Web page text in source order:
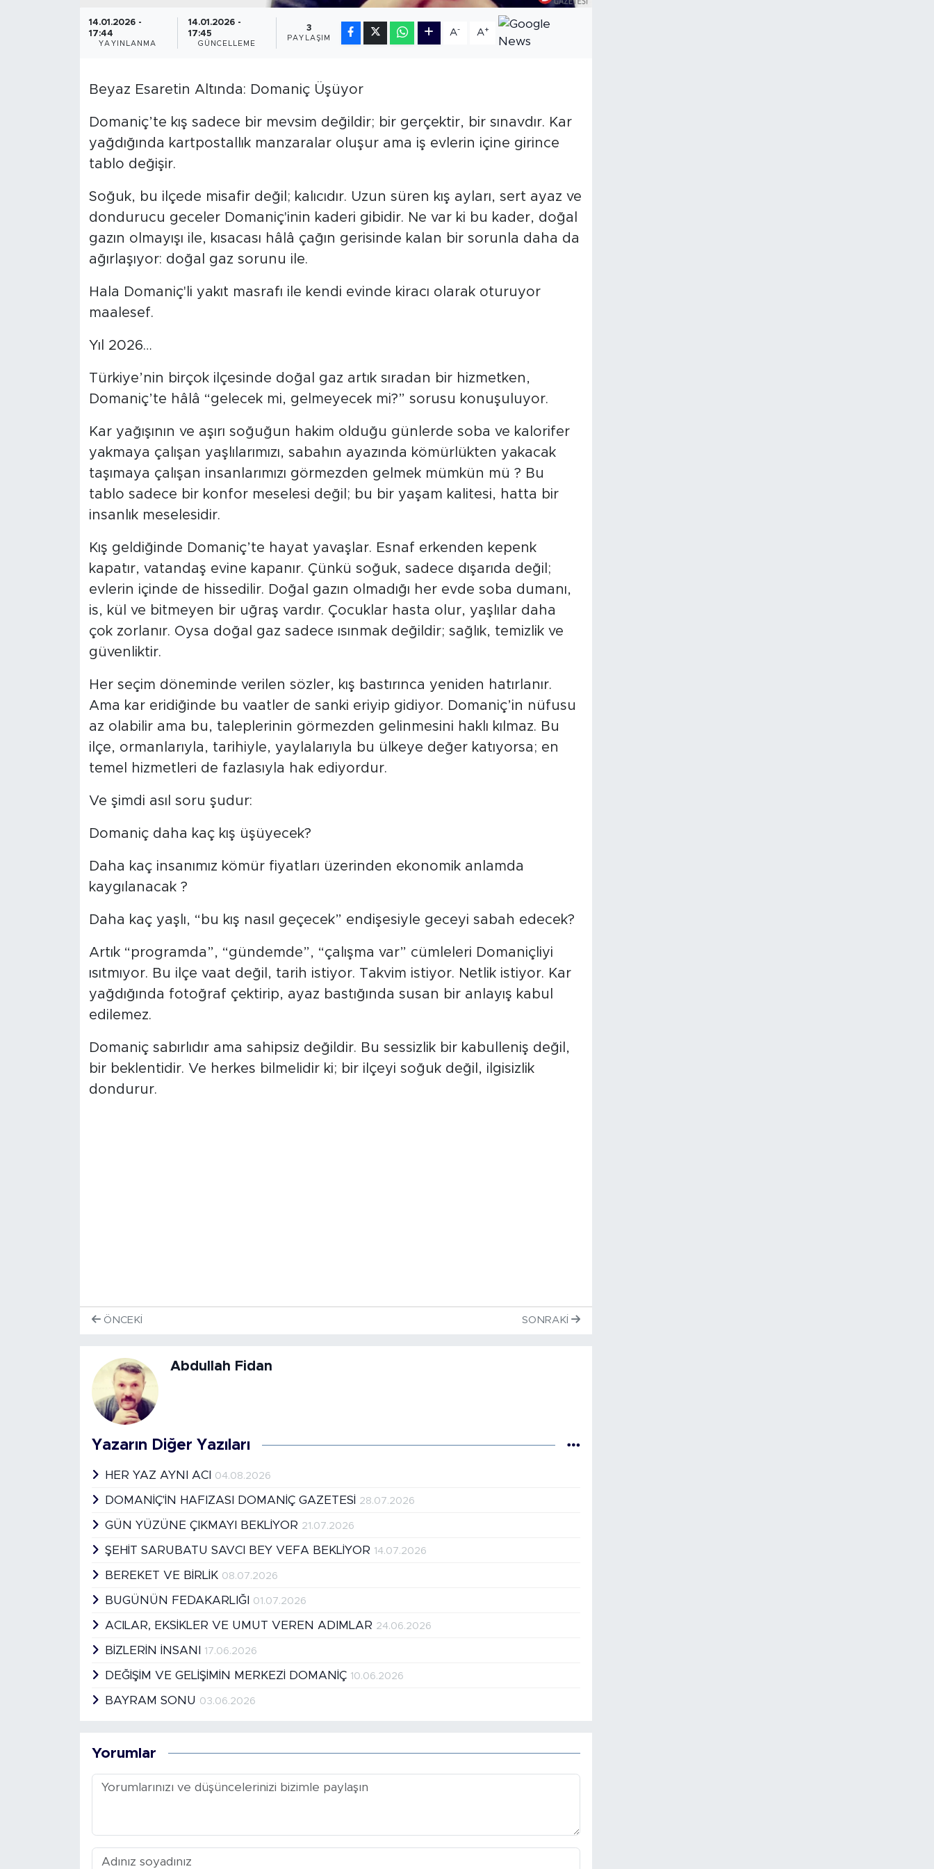
14.01.2026 -
17:44
YAYINLANMA
14.01.2026 -
17:45
GÜNCELLEME
3
PAYLAŞIM
A- A+
Beyaz Esaretin Altında: Domaniç Üşüyor
Domaniç’te kış sadece bir mevsim değildir; bir gerçektir, bir sınavdır. Kar
yağdığında kartpostallık manzaralar oluşur ama iş evlerin içine girince
tablo değişir.
Soğuk, bu ilçede misafir değil; kalıcıdır. Uzun süren kış ayları, sert ayaz ve
dondurucu geceler Domaniç'inin kaderi gibidir. Ne var ki bu kader, doğal
gazın olmayışı ile, kısacası hâlâ çağın gerisinde kalan bir sorunla daha da
ağırlaşıyor: doğal gaz sorunu ile.
Hala Domaniç'li yakıt masrafı ile kendi evinde kiracı olarak oturuyor
maalesef.
Yıl 2026…
Türkiye’nin birçok ilçesinde doğal gaz artık sıradan bir hizmetken,
Domaniç’te hâlâ “gelecek mi, gelmeyecek mi?” sorusu konuşuluyor.
Kar yağışının ve aşırı soğuğun hakim olduğu günlerde soba ve kalorifer
yakmaya çalışan yaşlılarımızı, sabahın ayazında kömürlükten yakacak
taşımaya çalışan insanlarımızı görmezden gelmek mümkün mü ? Bu
tablo sadece bir konfor meselesi değil; bu bir yaşam kalitesi, hatta bir
insanlık meselesidir.
Kış geldiğinde Domaniç’te hayat yavaşlar. Esnaf erkenden kepenk
kapatır, vatandaş evine kapanır. Çünkü soğuk, sadece dışarıda değil;
evlerin içinde de hissedilir. Doğal gazın olmadığı her evde soba dumanı,
is, kül ve bitmeyen bir uğraş vardır. Çocuklar hasta olur, yaşlılar daha
çok zorlanır. Oysa doğal gaz sadece ısınmak değildir; sağlık, temizlik ve
güvenliktir.
Her seçim döneminde verilen sözler, kış bastırınca yeniden hatırlanır.
Ama kar eridiğinde bu vaatler de sanki eriyip gidiyor. Domaniç’in nüfusu
az olabilir ama bu, taleplerinin görmezden gelinmesini haklı kılmaz. Bu
ilçe, ormanlarıyla, tarihiyle, yaylalarıyla bu ülkeye değer katıyorsa; en
temel hizmetleri de fazlasıyla hak ediyordur.
Ve şimdi asıl soru şudur:
Domaniç daha kaç kış üşüyecek?
Daha kaç insanımız kömür fiyatları üzerinden ekonomik anlamda
kaygılanacak ?
Daha kaç yaşlı, “bu kış nasıl geçecek” endişesiyle geceyi sabah edecek?
Artık “programda”, “gündemde”, “çalışma var” cümleleri Domaniçliyi
ısıtmıyor. Bu ilçe vaat değil, tarih istiyor. Takvim istiyor. Netlik istiyor. Kar
yağdığında fotoğraf çektirip, ayaz bastığında susan bir anlayış kabul
edilemez.
Domaniç sabırlıdır ama sahipsiz değildir. Bu sessizlik bir kabulleniş değil,
bir beklentidir. Ve herkes bilmelidir ki; bir ilçeyi soğuk değil, ilgisizlik
dondurur.
ÖNCEKI SONRAKI
Abdullah Fidan
Yazarın Diğer Yazıları
HER YAZ AYNI ACI 04.08.2026
DOMANİÇ'İN HAFIZASI DOMANİÇ GAZETESİ 28.07.2026
GÜN YÜZÜNE ÇIKMAYI BEKLİYOR 21.07.2026
ŞEHİT SARUBATU SAVCI BEY VEFA BEKLİYOR 14.07.2026
BEREKET VE BİRLİK 08.07.2026
BUGÜNÜN FEDAKARLIĞI 01.07.2026
ACILAR, EKSİKLER VE UMUT VEREN ADIMLAR 24.06.2026
BİZLERİN İNSANI 17.06.2026
DEĞİŞİM VE GELİŞİMİN MERKEZİ DOMANİÇ 10.06.2026
BAYRAM SONU 03.06.2026
Yorumlar